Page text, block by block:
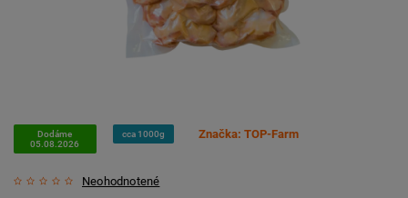
Dodáme
05.08.2026
cca 1000g
Neohodnotené
Značka: TOP-Farm